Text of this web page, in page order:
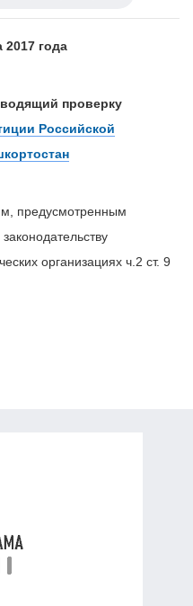
2017 года
проверку
Российской
предусмотренным
организациях ч.2 ст. 9